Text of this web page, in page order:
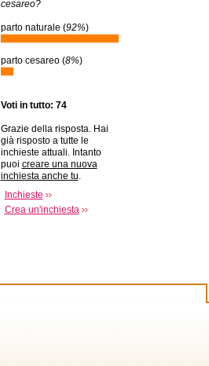
cesareo?
parto naturale (92%)
parto cesareo (8%)
Voti in tutto: 74
Grazie della risposta. Hai
già risposto a tutte le
inchieste attuali. Intanto
puoi creare una nuova
inchiesta anche tu.
Inchieste
Crea un'inchiesta